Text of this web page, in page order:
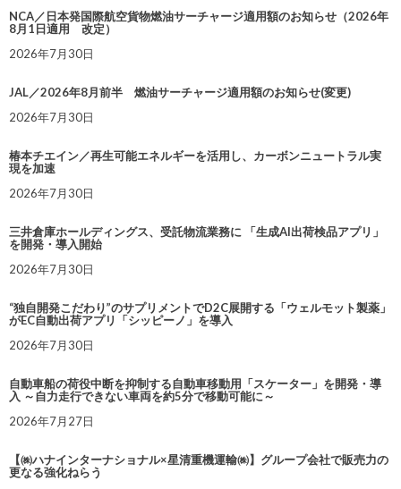
NCA／日本発国際航空貨物燃油サーチャージ適用額のお知らせ（2026年
8月1日適用 改定）
2026年7月30日
JAL／2026年8月前半 燃油サーチャージ適用額のお知らせ(変更)
2026年7月30日
椿本チエイン／再生可能エネルギーを活用し、カーボンニュートラル実
現を加速
2026年7月30日
三井倉庫ホールディングス、受託物流業務に 「生成AI出荷検品アプリ」
を開発・導入開始
2026年7月30日
“独自開発こだわり”のサプリメントでD2C展開する「ウェルモット製薬」
がEC自動出荷アプリ「シッピーノ」を導入
2026年7月30日
自動車船の荷役中断を抑制する自動車移動用「スケーター」を開発・導
入 ～自力走行できない車両を約5分で移動可能に～
2026年7月27日
【㈱ハナインターナショナル×星清重機運輸㈱】グループ会社で販売力の
更なる強化ねらう